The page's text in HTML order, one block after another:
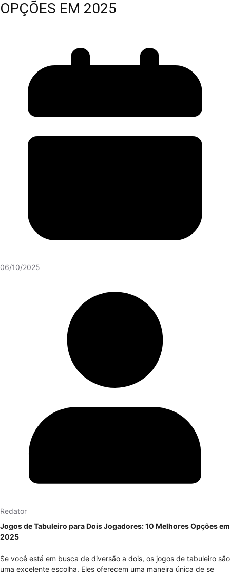
OPÇÕES EM 2025
06/10/2025
Redator
Jogos de Tabuleiro para Dois Jogadores: 10 Melhores Opções em
2025
Se você está em busca de diversão a dois, os jogos de tabuleiro são
uma excelente escolha. Eles oferecem uma maneira única de se